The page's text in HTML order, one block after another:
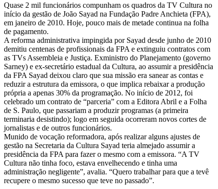
Quase 2 mil funcionários compunham os quadros da TV Cultura no
início da gestão de João Sayad na Fundação Padre Anchieta (FPA),
em janeiro de 2010. Hoje, pouco mais de metade continua na folha
de pagamento.
A reforma administrativa impingida por Sayad desde junho de 2010
demitiu centenas de profissionais da FPA e extinguiu contratos com
as TVs Assembleia e Justiça. Exministro do Planejamento (governo
Sarney) e ex-secretário estadual da Cultura, ao assumir a presidência
da FPA Sayad deixou claro que sua missão era sanear as contas e
reduzir a estrutura da emissora, o que implica rebaixar a produção
própria a apenas 30% da programação. No início de 2012, foi
celebrado um contrato de “parceria” com a Editora Abril e a Folha
de S. Paulo, que passariam a produzir programas (a primeira
terminaria desistindo); logo em seguida ocorreram novos cortes de
jornalistas e de outros funcionários.
Munido de vocação reformadora, após realizar alguns ajustes de
gestão na Secretaria da Cultura Sayad teria almejado assumir a
presidência da FPA para fazer o mesmo com a emissora. “A TV
Cultura não tinha foco, estava envelhecendo e tinha uma
administração negligente”, avalia. “Quero trabalhar para que a tevê
recupere o mesmo sucesso que teve no passado”.